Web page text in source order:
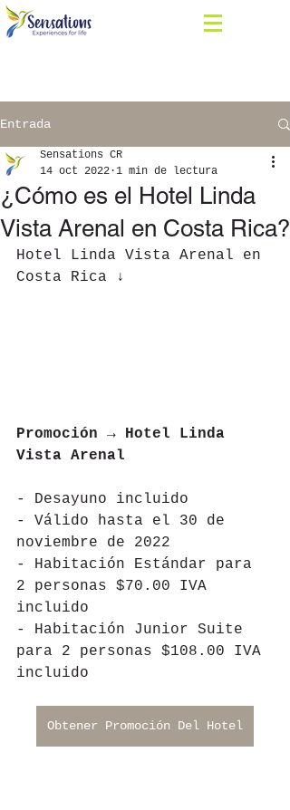
Entrada
¿Cómo es el Hotel Linda
Vista Arenal en Costa Rica?
Sensations CR
14 oct 2022 1 min de lectura
Hotel Linda Vista Arenal en
Costa Rica ↓
Promoción → Hotel Linda
Vista Arenal
- Desayuno incluido
- Válido hasta el 30 de
noviembre de 2022
- Habitación Estándar para
2 personas $70.00 IVA
incluido
- Habitación Junior Suite
para 2 personas $108.00 IVA
incluido
Obtener Promoción Del Hotel